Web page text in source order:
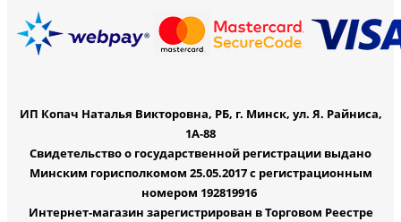
ИП Копач Наталья Викторовна, РБ, г. Минск, ул. Я. Райниса,
1А-88
Свидетельство о государственной регистрации выдано
Минским горисполкомом 25.05.2017 с регистрационным
номером 192819916
Интернет-магазин зарегистрирован в Торговом Реестре